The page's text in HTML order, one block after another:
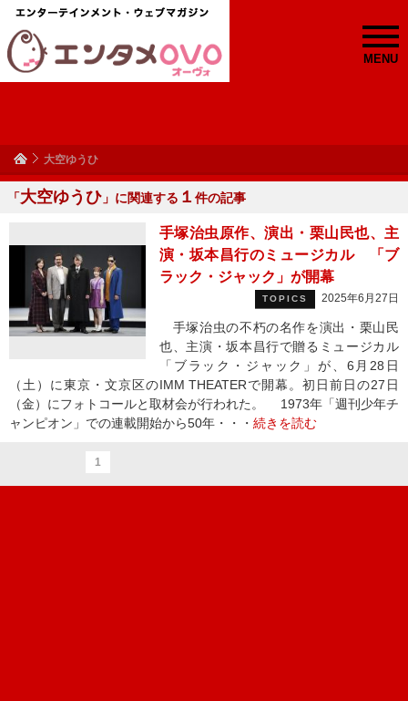
MENU
大空ゆうひ
「大空ゆうひ 」に関連する １ 件の記事
手塚治虫原作、演出・栗山民也、主
演・坂本昌行のミュージカル 「ブ
ラック・ジャック」が開幕
TOPICS 2025年6月27日
手塚治虫の不朽の名作を演出・栗山民
也、主演・坂本昌行で贈るミュージカル
「ブラック・ジャック」が、6月28日
（土）に東京・文京区のIMM THEATERで開幕。初日前日の27日
（金）にフォトコールと取材会が行われた。 1973年「週刊少年チ
ャンピオン」での連載開始から50年・・・ 続きを読む
1